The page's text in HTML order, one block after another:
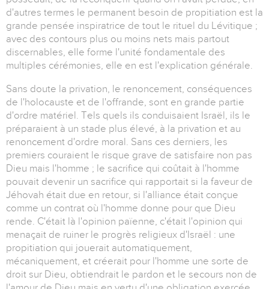
d'autres termes le permanent besoin de propitiation est la
grande pensée inspiratrice de tout le rituel du Lévitique ;
avec des contours plus ou moins nets mais partout
discernables, elle forme l'unité fondamentale des
multiples cérémonies, elle en est l'explication générale.
Sans doute la privation, le renoncement, conséquences
de l'holocauste et de l'offrande, sont en grande partie
d'ordre matériel. Tels quels ils conduisaient Israël, ils le
préparaient à un stade plus élevé, à la privation et au
renoncement d'ordre moral. Sans ces derniers, les
premiers couraient le risque grave de satisfaire non pas
Dieu mais l'homme ; le sacrifice qui coûtait à l'homme
pouvait devenir un sacrifice qui rapportait si la faveur de
Jéhovah était due en retour, si l'alliance était conçue
comme un contrat où l'homme donne pour que Dieu
rende. C'était là l'opinion païenne, c'était l'opinion qui
menaçait de ruiner le progrès religieux d'Israël : une
propitiation qui jouerait automatiquement,
mécaniquement, et créerait pour l'homme une sorte de
droit sur Dieu, obtiendrait le pardon et le secours non de